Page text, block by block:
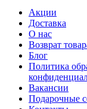
Акции
Доставка
О нас
Возврат
Блог
Политика
Вакансии
Подарочные